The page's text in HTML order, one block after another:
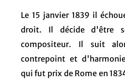
Le 15 janvier 1839 il
droit. Il décide d'être
compositeur. Il suit
contrepoint et
qui fut prix de Rome en